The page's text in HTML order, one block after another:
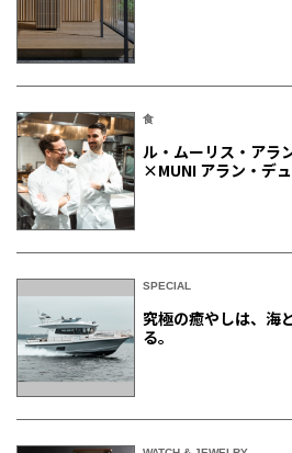
食
ル・ムーリス・アラ
×MUNI アラン・デ
SPECIAL
究極の癒やしは、海
る。